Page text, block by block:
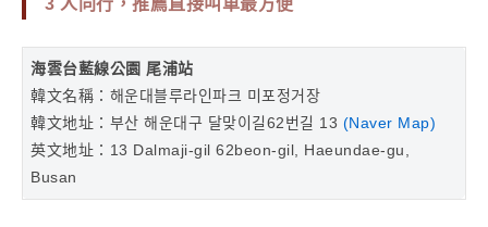
海雲台藍線公園 尾浦站
韓文名稱：해운대블루라인파크 미포정거장
韓文地址：부산 해운대구 달맞이길62번길 13 (Naver Map)
英文地址：13 Dalmaji-gil 62beon-gil, Haeundae-gu,
Busan